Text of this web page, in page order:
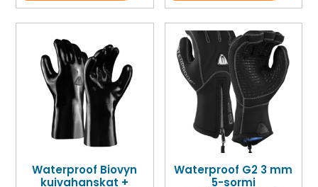
Waterproof Biovyn
kuivahanskat +
Waterproof G2 3 mm
5-sormi